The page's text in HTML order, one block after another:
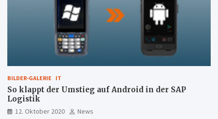
BILDER-GALERIE IT
So klappt der Umstieg auf Android in der SAP
Logistik
12. Oktober 2020
News